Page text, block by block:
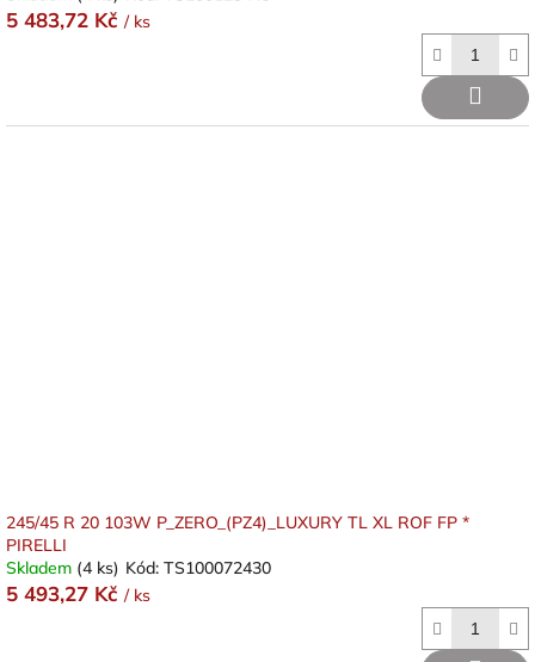
5 483,72 Kč / ks
245/45 R 20 103W P_ZERO_(PZ4)_LUXURY TL XL ROF FP *
PIRELLI
Skladem (4 ks) Kód: TS100072430
5 493,27 Kč / ks